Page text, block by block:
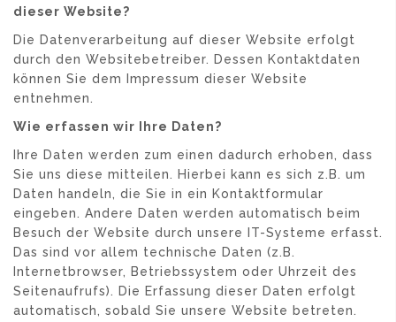
dieser Website?
Die Datenverarbeitung auf dieser Website erfolgt
durch den Websitebetreiber. Dessen Kontaktdaten
können Sie dem Impressum dieser Website
entnehmen.
Wie erfassen wir Ihre Daten?
Ihre Daten werden zum einen dadurch erhoben, dass
Sie uns diese mitteilen. Hierbei kann es sich z.B. um
Daten handeln, die Sie in ein Kontaktformular
eingeben. Andere Daten werden automatisch beim
Besuch der Website durch unsere IT-Systeme erfasst.
Das sind vor allem technische Daten (z.B.
Internetbrowser, Betriebssystem oder Uhrzeit des
Seitenaufrufs). Die Erfassung dieser Daten erfolgt
automatisch, sobald Sie unsere Website betreten.